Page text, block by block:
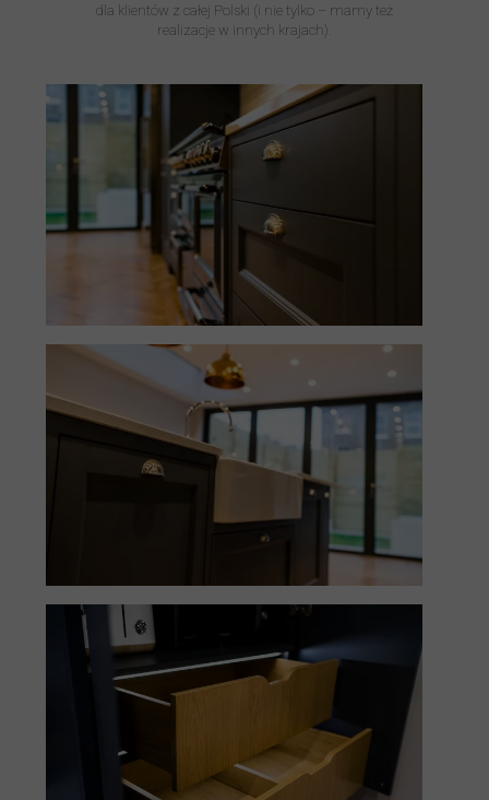
dla klientów z całej Polski (i nie tylko – mamy też
realizacje w innych krajach).